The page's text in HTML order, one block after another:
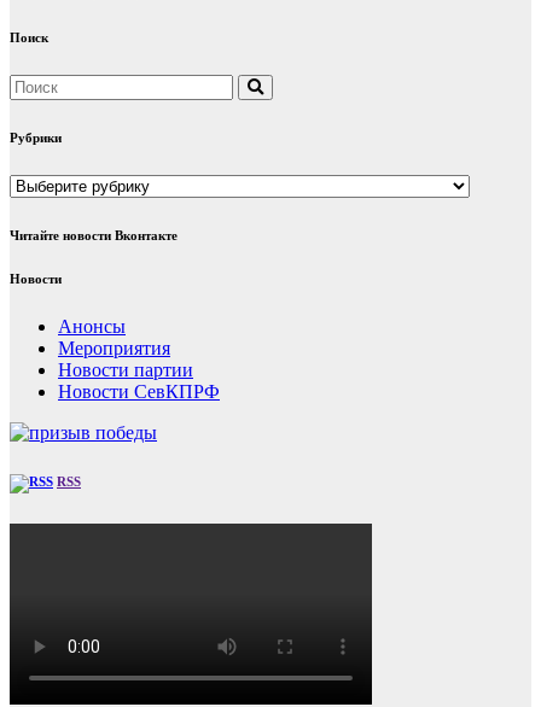
Поиск
Рубрики
Рубрики
Читайте новости Вконтакте
Новости
Анонсы
Мероприятия
Новости партии
Новости СевКПРФ
RSS